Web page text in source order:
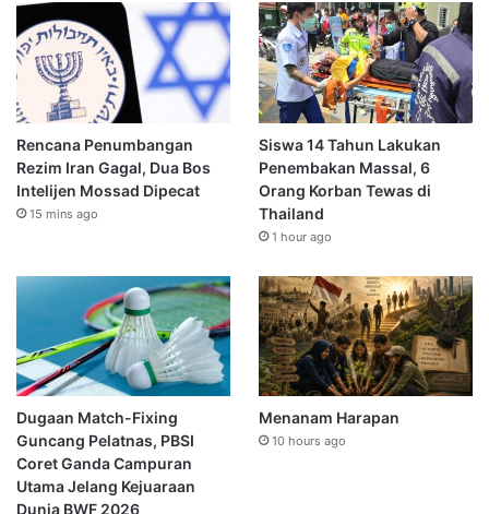
Rencana Penumbangan
Rezim Iran Gagal, Dua Bos
Intelijen Mossad Dipecat
15 mins ago
Siswa 14 Tahun Lakukan
Penembakan Massal, 6
Orang Korban Tewas di
Thailand
1 hour ago
Dugaan Match-Fixing
Guncang Pelatnas, PBSI
Coret Ganda Campuran
Utama Jelang Kejuaraan
Dunia BWF 2026
Menanam Harapan
10 hours ago